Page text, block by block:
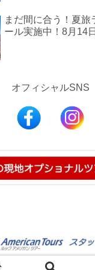
まだ間に合う！夏旅
ール実施中！8月14
オフィシャルSNS